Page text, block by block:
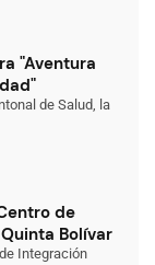
"Aventura
de Salud, la
de
Bolívar
Integración